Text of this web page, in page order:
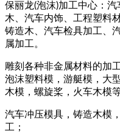
保丽龙(泡沫)加工中心：
木、汽车内饰、工程塑料
铸造木、汽车检具加工、
属加工。
雕刻各种非金属材料的加
泡沫塑料模，游艇模，大
木模，螺旋桨，火车木模等
汽车冲压模具，铸造木模
工；